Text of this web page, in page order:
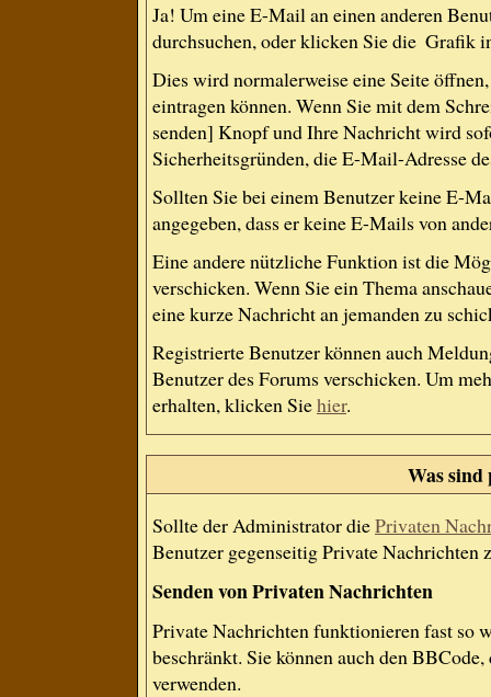
Ja! Um eine E-Mail an einen anderen
durchsuchen, oder klicken Sie die Grafik
Dies wird normalerweise eine Seite
eintragen können. Wenn Sie mit dem
senden] Knopf und Ihre Nachricht wird
Sicherheitsgründen, die E-Mail-Adresse
Sollten Sie bei einem Benutzer keine E-
angegeben, dass er keine E-Mails von
Eine andere nützliche Funktion ist die
verschicken. Wenn Sie ein Thema
eine kurze Nachricht an jemanden zu
Registrierte Benutzer können auch
Benutzer des Forums verschicken. Um
erhalten, klicken Siehier.
Was
Sollte der Administrator diePrivaten
Benutzer gegenseitig Private Nachrichten
Senden von Privaten Nachrichten
Private Nachrichten funktionieren fast so
beschränkt. Sie können auch den
verwenden.